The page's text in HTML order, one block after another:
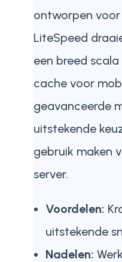
ontworpen voor
LiteSpeed
een breed
cache voor
geavanceerde
uitstekende
gebruik maken
server.
Voordelen:
uitstekende
Nadelen: